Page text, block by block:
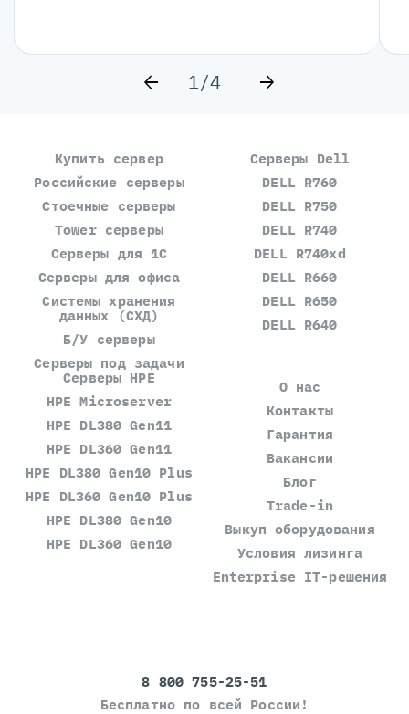
1/4
Купить сервер
Российские серверы
Стоечные серверы
Tower серверы
Серверы для 1С
Серверы для офиса
Системы хранения
данных (СХД)
Б/У серверы
Серверы под задачи
Серверы Dell
DELL R760
DELL R750
DELL R740
DELL R740xd
DELL R660
DELL R650
DELL R640
Серверы HPE
HPE Microserver
HPE DL380 Gen11
HPE DL360 Gen11
HPE DL380 Gen10 Plus
HPE DL360 Gen10 Plus
HPE DL380 Gen10
HPE DL360 Gen10
О нас
Контакты
Гарантия
Вакансии
Блог
Trade-in
Выкуп оборудования
Условия лизинга
Enterprise IT-решения
8 800 755-25-51
Бесплатно по всей России!